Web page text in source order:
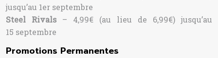
jusqu’au 1er septembre
Steel Rivals – 4,99€ (au lieu de 6,99€) jusqu’au
15 septembre
Promotions Permanentes